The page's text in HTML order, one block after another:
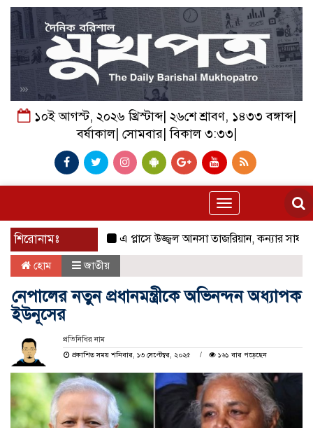
১০ই আগস্ট, ২০২৬ খ্রিস্টাব্দ| ২৬শে শ্রাবণ, ১৪৩৩ বঙ্গাব্দ|
বর্ষাকাল| সোমবার| বিকাল ৩:৩৩|
Toggle
navigation
শিরোনামঃ এ প্লাসে উজ্জ্বল আনসা তাজরিয়ান, কন্যার সাফল্যে
হোম জাতীয়
নেপালের নতুন প্রধানমন্ত্রীকে অভিনন্দন অধ্যাপক
ইউনূসের
প্রতিনিধির নাম
প্রকাশিত সময় শনিবার, ১৩ সেপ্টেম্বর, ২০২৫
১৬১ বার পড়েছেন